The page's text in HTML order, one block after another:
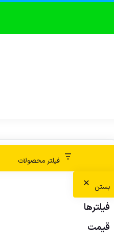
فیلتر محصولات
بستن
فیلترها
قیمت